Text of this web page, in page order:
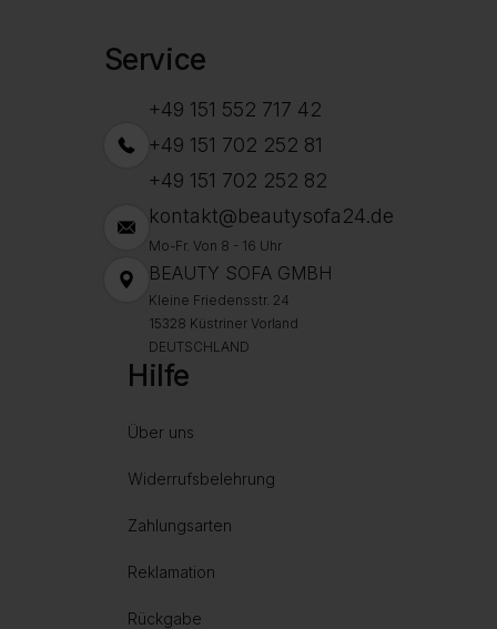
Service
+49 151 552 717 42
+49 151 702 252 81
+49 151 702 252 82
kontakt@beautysofa24.de
Mo-Fr. Von 8 - 16 Uhr
BEAUTY SOFA GMBH
Kleine Friedensstr. 24
15328 Küstriner Vorland
DEUTSCHLAND
Hilfe
Über uns
Widerrufsbelehrung
Zahlungsarten
Reklamation
Rückgabe